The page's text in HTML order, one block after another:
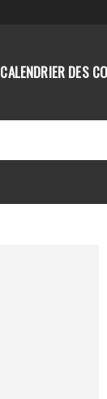
CALENDRIER DES